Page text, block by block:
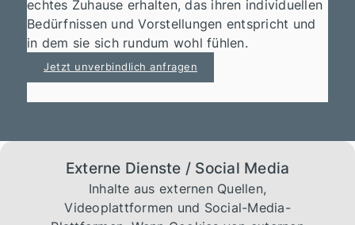
echtes Zuhause erhalten, das ihren individuellen
Bedürfnissen und Vorstellungen entspricht und
in dem sie sich rundum wohl fühlen.
Jetzt unverbindlich anfragen
Externe Dienste / Social Media
Inhalte aus externen Quellen,
Videoplattformen und Social-Media-